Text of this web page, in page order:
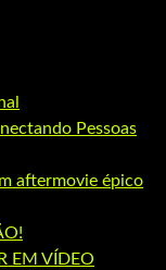
Pessoas
aftermovie épico
EM VÍDEO